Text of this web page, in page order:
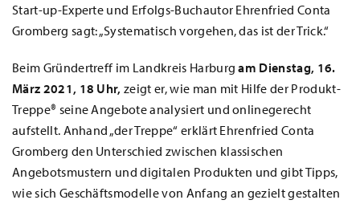
Start-up-Experte und Erfolgs-Buchautor Ehrenfried Conta
Gromberg sagt: „Systematisch vorgehen, das ist der Trick.“
Beim Gründertreff im Landkreis Harburgam Dienstag, 16.
März 2021, 18 Uhr, zeigt er, wie man mit Hilfe der Produkt-
Treppe® seine Angebote analysiert und onlinegerecht
aufstellt. Anhand „der Treppe“ erklärt Ehrenfried Conta
Gromberg den Unterschied zwischen klassischen
Angebotsmustern und digitalen Produkten und gibt Tipps,
wie sich Geschäftsmodelle von Anfang an gezielt gestalten